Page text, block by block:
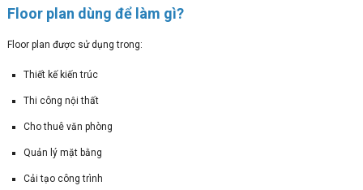
Floor plan dùng để làm gì?
Floor plan được sử dụng trong:
Thiết kế kiến trúc
Thi công nội thất
Cho thuê văn phòng
Quản lý mặt bằng
Cải tạo công trình